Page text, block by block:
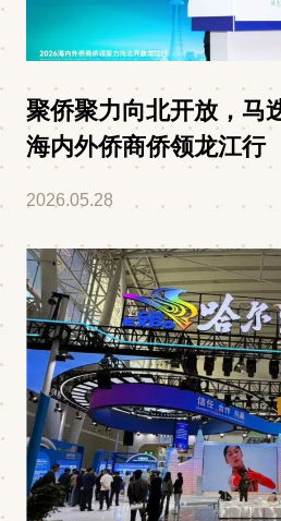
聚侨聚力向北开放，马
海内外侨商侨领龙江行
2026.05.28